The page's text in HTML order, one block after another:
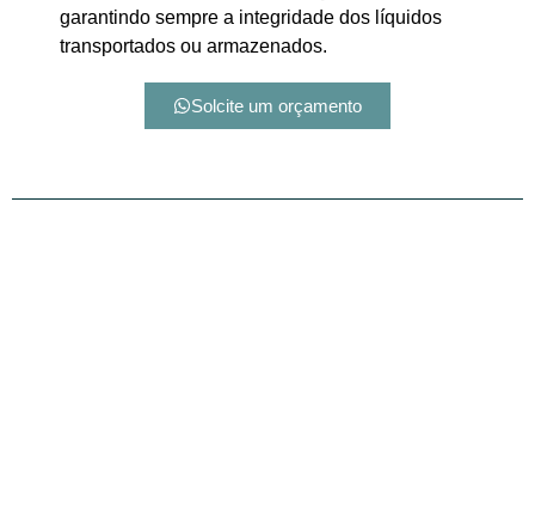
garantindo sempre a integridade dos líquidos
transportados ou armazenados.
Solcite um orçamento